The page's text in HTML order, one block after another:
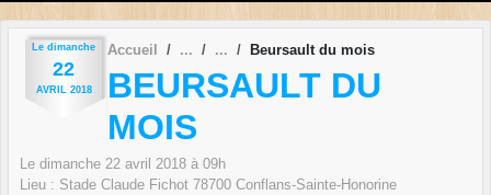
Le dimanche
22
AVRIL 2018
Accueil Beursault du mois
BEURSAULT DU
MOIS
Le dimanche 22 avril 2018 à 09h
Lieu : Stade Claude Fichot 78700 Conflans-Sainte-Honorine